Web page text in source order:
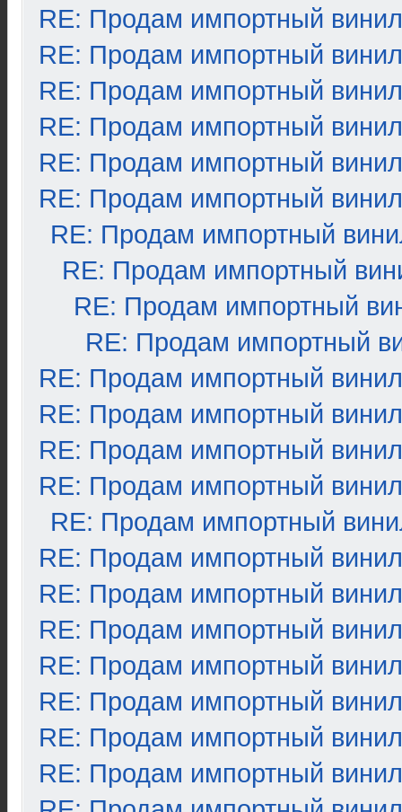
RE: Продам импортный винил
RE: Продам импортный винил
RE: Продам импортный винил
RE: Продам импортный винил
RE: Продам импортный винил
RE: Продам импортный винил
RE: Продам импортный
RE: Продам импортный
RE: Продам импортный
RE: Продам импортный
RE: Продам импортный винил
RE: Продам импортный винил
RE: Продам импортный винил
RE: Продам импортный винил
RE: Продам импортный
RE: Продам импортный винил
RE: Продам импортный винил
RE: Продам импортный винил
RE: Продам импортный винил
RE: Продам импортный винил
RE: Продам импортный винил
RE: Продам импортный винил